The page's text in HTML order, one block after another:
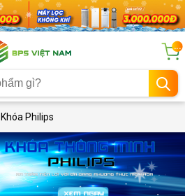
...
Khóa Philips